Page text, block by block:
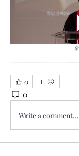
0
0
Write a comment...